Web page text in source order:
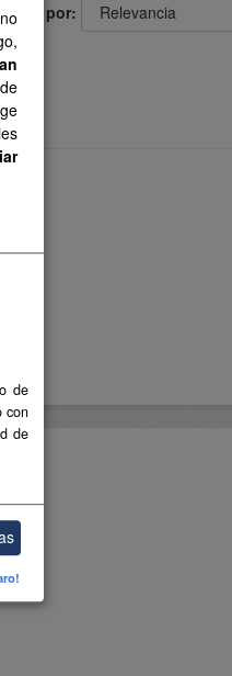
por
de
con
de